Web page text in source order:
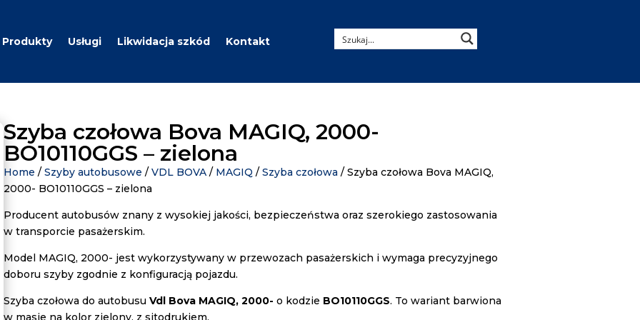
Produkty Usługi Likwidacja szkód Kontakt
Szyba czołowa Bova MAGIQ, 2000-
BO10110GGS – zielona
Home /Szyby autobusowe /VDL BOVA / MAGIQ /Szyba czołowa / Szyba czołowa Bova MAGIQ,
2000- BO10110GGS – zielona
Producent autobusów znany z wysokiej jakości, bezpieczeństwa oraz szerokiego zastosowania
w transporcie pasażerskim.
Model MAGIQ, 2000- jest wykorzystywany w przewozach pasażerskich i wymaga precyzyjnego
doboru szyby zgodnie z konfiguracją pojazdu.
Szyba czołowa do autobusuVdl Bova MAGIQ, 2000- o kodzie BO10110GGS. To wariant barwiona
w masie na kolor zielony, z sitodrukiem.